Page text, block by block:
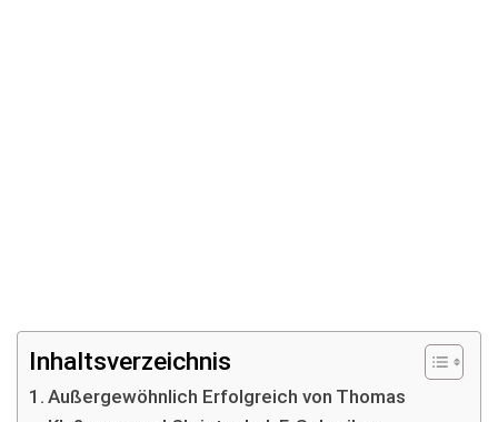
Inhaltsverzeichnis
Außergewöhnlich Erfolgreich von Thomas